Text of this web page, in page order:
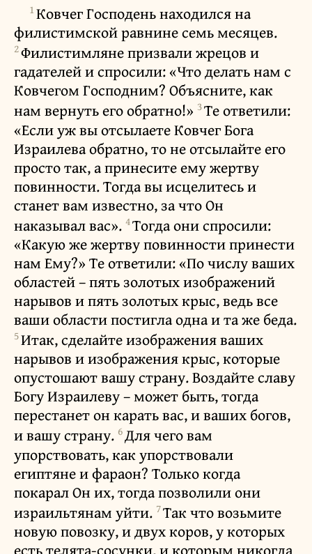
1Ковчег Господень находился на
филистимской равнине семь месяцев.
2Филистимляне призвали жрецов и
гадателей и спросили: «Что делать нам с
Ковчегом Господним? Объясните, как
нам вернуть его обратно!» 3Те ответили:
«Если уж вы отсылаете Ковчег Бога
Израилева обратно, то не отсылайте его
просто так, а принесите ему жертву
повинности. Тогда вы исцелитесь и
станет вам известно, за что Он
наказывал вас». 4Тогда они спросили:
«Какую же жертву повинности принести
нам Ему?» Те ответили: «По числу ваших
областей – пять золотых изображений
нарывов и пять золотых крыс, ведь все
ваши области постигла одна и та же беда.
5Итак, сделайте изображения ваших
нарывов и изображения крыс, которые
опустошают вашу страну. Воздайте славу
Богу Израилеву – может быть, тогда
перестанет он карать вас, и ваших богов,
и вашу страну. 6Для чего вам
упорствовать, как упорствовали
египтяне и фараон? Только когда
покарал Он их, тогда позволили они
израильтянам уйти. 7Так что возьмите
новую повозку, и двух коров, у которых